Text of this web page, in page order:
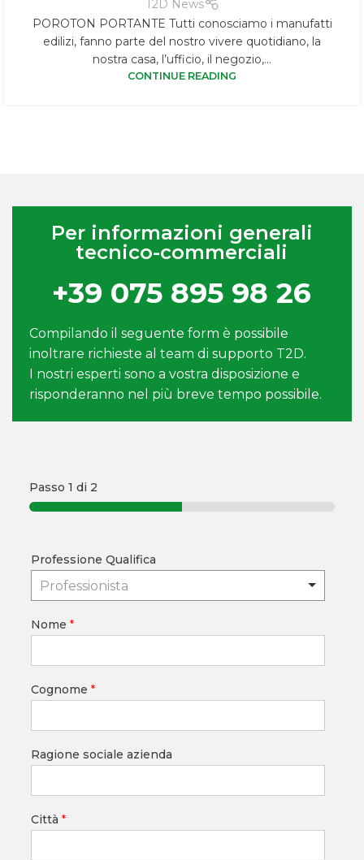
T2D News
POROTON PORTANTE Tutti conosciamo i manufatti
edilizi, fanno parte del nostro vivere quotidiano, la
nostra casa, l’ufficio, il negozio,...
CONTINUE READING
Per informazioni generali
tecnico-commerciali
+39 075 895 98 26
Compilando il seguente form è possibile
inoltrare richieste al team di supporto T2D.
I nostri esperti sono a vostra disposizione e
risponderanno nel più breve tempo possibile.
Passo 1 di 2
Professione Qualifica
Professionista
Nome *
Cognome *
Ragione sociale azienda
Città *